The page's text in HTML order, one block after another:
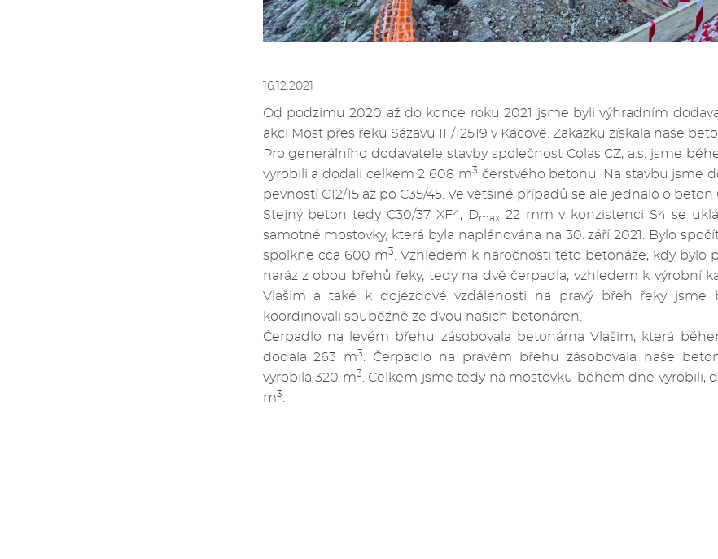
16.12.2021
Od podzimu 2020 až do konce roku 2021 jsme byli výhradním
akci Most přes řeku Sázavu III/12519 v Kácově. Zakázku získala naše
Pro generálního dodavatele stavby společnost Colas CZ, a.s. jsme
vyrobili a dodali celkem 2 608 m3 čerstvého betonu. Na stavbu jsme
pevností C12/15 až po C35/45. Ve většině případů se ale jednalo o beton
Stejný beton tedy C30/37 XF4, Dmax22 mm v konzistenci S4 se
samotné mostovky, která byla naplánována na 30. září 2021. Bylo
spolkne cca 600 m3
. Vzhledem k náročnosti této betonáže, kdy bylo
naráz z obou břehů řeky, tedy na dvě čerpadla, vzhledem k výrobní
Vlašim a také k dojezdové vzdálenosti na pravý břeh řeky jsme
koordinovali souběžně ze dvou našich betonáren.
Čerpadlo na levém břehu zásobovala betonárna Vlašim, která
dodala 263 m3
. Čerpadlo na pravém břehu zásobovala naše
vyrobila 320 m3
. Celkem jsme tedy na mostovku během dne vyrobili,
m3